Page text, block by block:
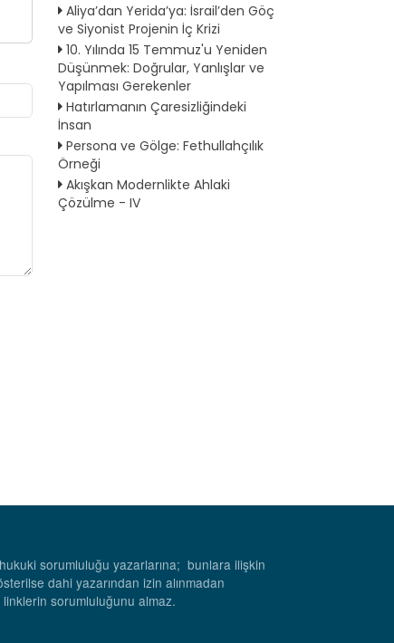
Aliya’dan Yerida’ya: İsrail’den Göç
ve Siyonist Projenin İç Krizi
10. Yılında 15 Temmuz'u Yeniden
Düşünmek: Doğrular, Yanlışlar ve
Yapılması Gerekenler
Hatırlamanın Çaresizliğindeki
İnsan
Persona ve Gölge: Fethullahçılık
Örneği
Akışkan Modernlikte Ahlaki
Çözülme - IV
hukuki sorumluluğu yazarlarına; bunlara ilişkin
dahi yazarından izin alınmadan
linklerin sorumluluğunu almaz.